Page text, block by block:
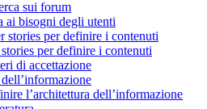
sui forum
ai bisogni degli utenti
stories per definire i contenuti
per definire i contenuti
di accettazione
l’architettura dell’informazione